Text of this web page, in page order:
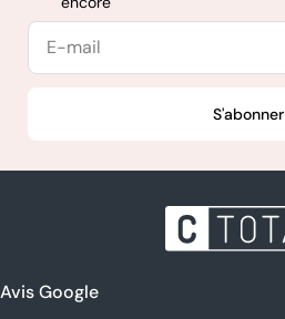
E-
S'abonner
Avis Google